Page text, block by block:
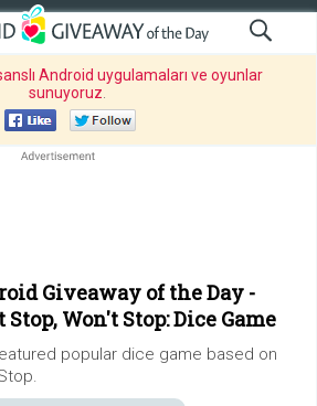
Android uygulamaları ve oyunlar
sunuyoruz
Giveaway of the Day -
Stop, Won't Stop: Dice Game
popular dice game based on